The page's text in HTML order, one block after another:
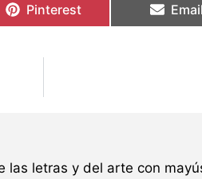
Pinterest Email
las letras y del arte con